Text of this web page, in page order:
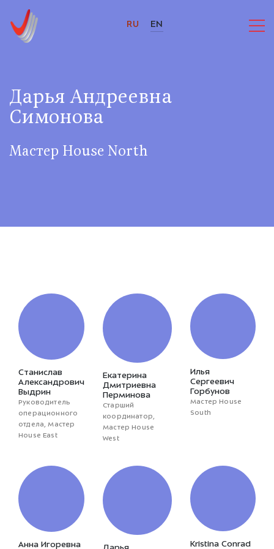
RU EN
Дарья Андреевна
Симонова
Мастер House North
Станислав
Александрович
Выдрин
Руководитель
операционного
отдела, Мастер
House East
Екатерина
Дмитриевна
Перминова
Старший
координатор,
Мастер House
West
Илья
Сергеевич
Горбунов
Мастер House
South
Анна Игоревна Kristina Conrad